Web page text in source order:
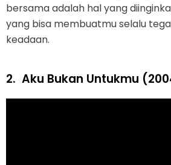
bersama adalah hal yang
yang bisa membuatmu selalu
keadaan.
2. Aku Bukan Untukmu